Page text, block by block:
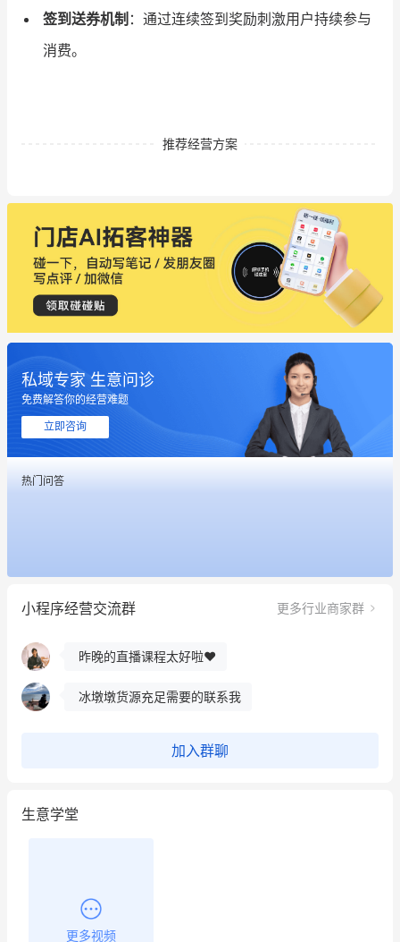
签到送券机制 ：通过连续签到奖励刺激用户持续参与
消费。
推荐经营方案
私域专家 生意问诊
免费解答你的经营难题
立即咨询
热门问答
小程序经营交流群 更多行业商家群
餐饮也得靠私域和服务提高竞争力
昨晚的直播课程太好啦❤️
冰墩墩货源充足需要的联系我
这个营销策划案例推荐大家看一下
用有赞就能在微信、小红书同时经营了
加入群聊
生意学堂
更多视频